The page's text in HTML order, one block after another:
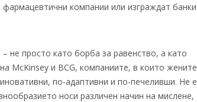
компании или изграждат банки
не просто като борба за равенство, а като
McKinsey и BCG, компаниите, в които жените
по-адаптивни и по-печеливши. Не е
носи различен начин на мислене,